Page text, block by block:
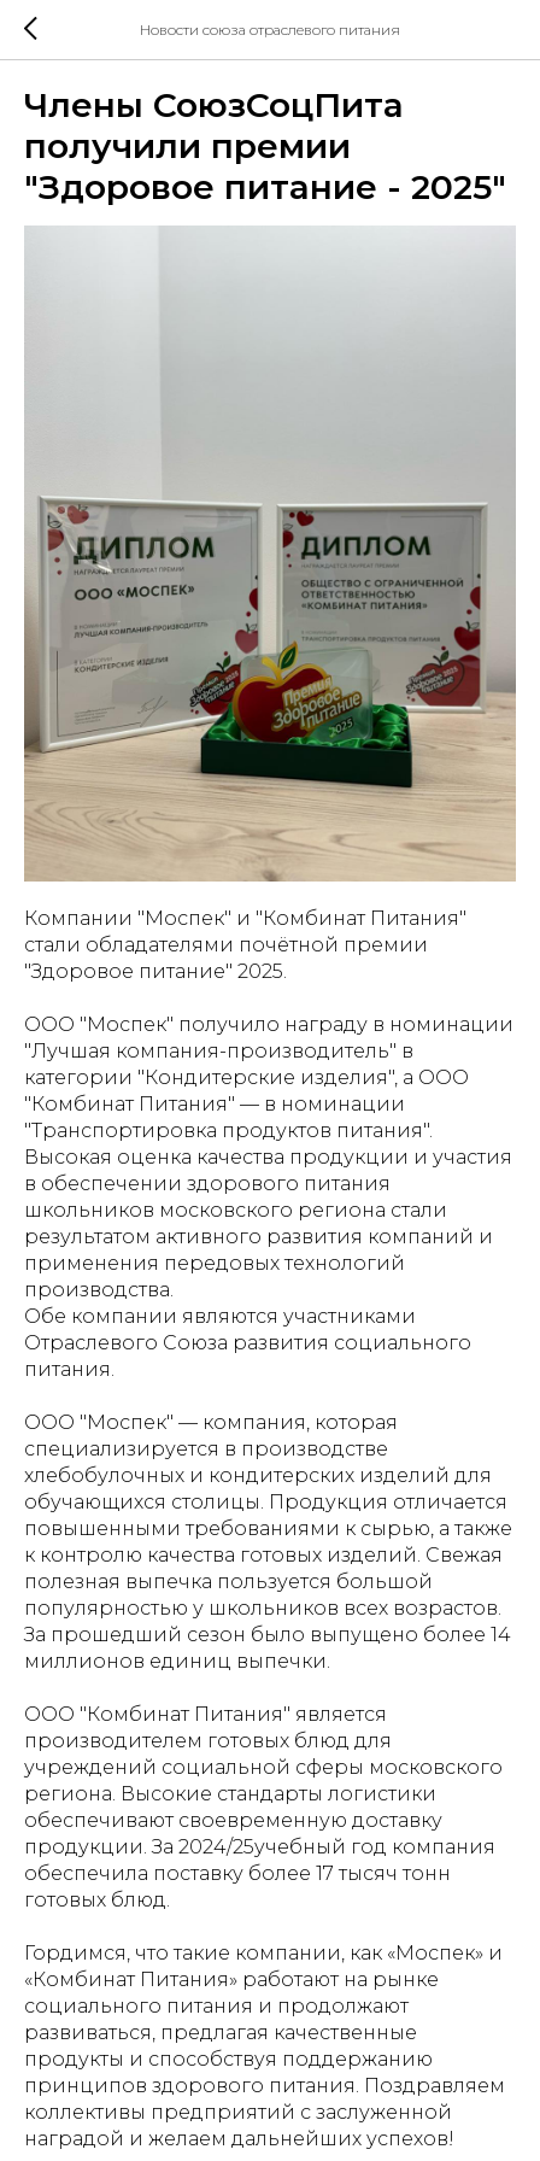
Новости союза отраслевого питания
Члены СоюзСоцПита
получили премии
"Здоровое питание - 2025"
Компании "Моспек" и "Комбинат Питания"
стали обладателями почётной премии
"Здоровое питание" 2025.
ООО "Моспек" получило награду в номинации
"Лучшая компания-производитель" в
категории "Кондитерские изделия", а ООО
"Комбинат Питания" — в номинации
"Транспортировка продуктов питания".
Высокая оценка качества продукции и участия
в обеспечении здорового питания
школьников московского региона стали
результатом активного развития компаний и
применения передовых технологий
производства.
Обе компании являются участниками
Отраслевого Союза развития социального
питания.
ООО "Моспек" — компания, которая
специализируется в производстве
хлебобулочных и кондитерских изделий для
обучающихся столицы. Продукция отличается
повышенными требованиями к сырью, а также
к контролю качества готовых изделий. Свежая
полезная выпечка пользуется большой
популярностью у школьников всех возрастов.
За прошедший сезон было выпущено более 14
миллионов единиц выпечки.
ООО "Комбинат Питания" является
производителем готовых блюд для
учреждений социальной сферы московского
региона. Высокие стандарты логистики
обеспечивают своевременную доставку
продукции. За 2024/25учебный год компания
обеспечила поставку более 17 тысяч тонн
готовых блюд.
Гордимся, что такие компании, как «Моспек» и
«Комбинат Питания» работают на рынке
социального питания и продолжают
развиваться, предлагая качественные
продукты и способствуя поддержанию
принципов здорового питания. Поздравляем
коллективы предприятий с заслуженной
наградой и желаем дальнейших успехов!